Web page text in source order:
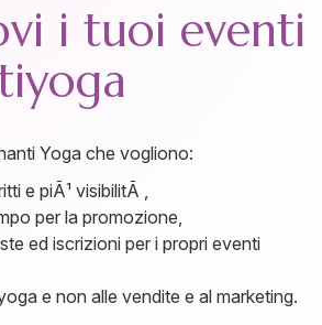
i tuoi eventi
Yoga che vogliono:
e piÃ¹ visibilitÃ ,
per la promozione,
ed iscrizioni per i propri eventi
e non alle vendite e al marketing.